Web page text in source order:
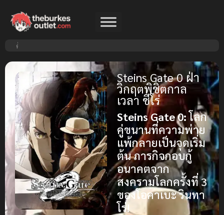
Steins Gate 0 ฝ่า
วิกฤตพิชิตกาล
เวลา ซีโร่
Steins Gate 0:โลก
คู่ขนานที่ความพ่าย
แพ้กลายเป็นจุดเริ่ม
ต้น ภารกิจกอบกู้
อนาคตจาก
สงครามโลกครั้งที่ 3
ของโอคาเบะ รินทา
โร่!